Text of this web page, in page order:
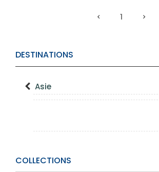
DESTINATIONS
Asie
COLLECTIONS
1